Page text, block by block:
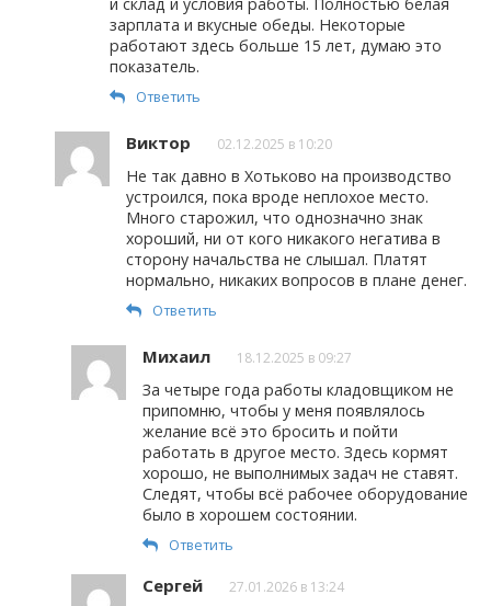
зарплата и вкусные обеды. Некоторые
работают здесь больше 15 лет, думаю это
показатель.
Ответить
Виктор 02.12.2025 в 10:20
Не так давно в Хотьково на производство
устроился, пока вроде неплохое место.
Много старожил, что однозначно знак
хороший, ни от кого никакого негатива в
сторону начальства не слышал. Платят
нормально, никаких вопросов в плане денег.
Ответить
Михаил 18.12.2025 в 09:27
За четыре года работы кладовщиком не
припомню, чтобы у меня появлялось
желание всё это бросить и пойти
работать в другое место. Здесь кормят
хорошо, не выполнимых задач не ставят.
Следят, чтобы всё рабочее оборудование
было в хорошем состоянии.
Ответить
Сергей 27.01.2026 в 13:24